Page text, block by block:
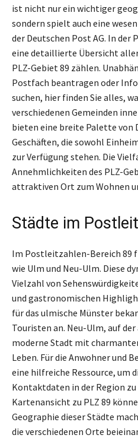
ist nicht nur ein wichtiger
sondern spielt auch eine
der Deutschen Post AG. In der
eine detaillierte Übersicht
PLZ-Gebiet 89 zählen.
Postfach beantragen oder
suchen, hier finden Sie alles,
verschiedenen Gemeinden
bieten eine breite Palette von
Geschäften, die sowohl
zur Verfügung stehen. Die
Annehmlichkeiten des PLZ-
attraktiven Ort zum Wohnen
Städte im
Im Postleitzahlen-Bereich 89
wie Ulm und Neu-Ulm. Diese
Vielzahl von
und gastronomischen
für das ulmische Münster
Touristen an. Neu-Ulm, auf
moderne Stadt mit
Leben. Für die Anwohner und
eine hilfreiche Ressource, um
Kontaktdaten in der Region
Kartenansicht zu PLZ 89
Geographie dieser Städte
die verschiedenen Orte